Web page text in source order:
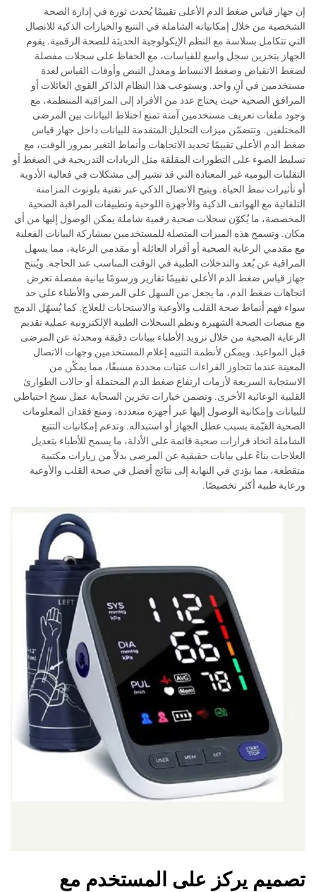
إن جهاز قياس ضغط الدم الأعلى تقييمًا يُحدث ثورة في إدارة الصحة
الشخصية من خلال إمكانياته الشاملة في التتبع والخيارات الذكية للاتصال
التي تتكامل بسلاسة مع النظم الإيكولوجية الحديثة للصحة الرقمية. يقوم
الجهاز بتخزين سجل واسع للقياسات، مع الحفاظ على سجلات مفصلة
لضغط الانقباض وضغط الانبساط ومعدل النبض وأوقات القياس لعدة
مستخدمين في آنٍ واحد. ويستوعب هذا النظام الذاكر القوي العائلات أو
المرافق الصحية حيث يحتاج عدد من الأفراد إلى المراقبة المنتظمة، مع
وجود ملفات تعريف مستخدمين آمنة تمنع اختلاط البيانات بين المرضى
المختلفين. وتتضمّن ميزات التحليل المتقدمة للبيانات داخل جهاز قياس
ضغط الدم الأعلى تقييمًا تحديد الاتجاهات وأنماط التغير بمرور الوقت، مع
تسليط الضوء على التطورات المقلقة مثل الزيادات التدريجية في الضغط أو
التقلبات اليومية غير المعتادة التي قد تشير إلى مشكلات في فعالية الأدوية
أو تأثيرات نمط الحياة. ويتيح الاتصال الذكي عبر تقنية بلوتوث المزامنة
التلقائية مع الهواتف الذكية والأجهزة اللوحية وتطبيقات المراقبة الصحية
المخصصة، ما يُكوّن سجلات صحية رقمية شاملة يمكن الوصول إليها من أي
مكان. وتسمح هذه الميزات المتصلة للمستخدمين بمشاركة البيانات الفعلية
مع مقدمي الرعاية الصحية أو أفراد العائلة أو مقدمي الرعاية، مما يسهل
المراقبة عن بُعد والتدخلات الطبية في الوقت المناسب عند الحاجة. ويُنتج
جهاز قياس ضغط الدم الأعلى تقييمًا تقارير ورسومًا بيانية مفصلة تعرض
اتجاهات ضغط الدم، ما يجعل من السهل على المرضى والأطباء على حد
سواء فهم أنماط صحة القلب والأوعية والاستجابات للعلاج. كما يُسهّل الدمج
مع منصات الصحة الشهيرة ونظم السجلات الطبية الإلكترونية عملية تقديم
الرعاية الصحية من خلال تزويد الأطباء ببيانات دقيقة ومحدثة عن المرضى
قبل المواعيد. ويمكن لأنظمة التنبيه إعلام المستخدمين وجهات الاتصال
المعينة عندما تتجاوز القراءات عتبات محددة مسبقًا، مما يمكّن من
الاستجابة السريعة لأزمات ارتفاع ضغط الدم المحتملة أو حالات الطوارئ
القلبية الوعائية الأخرى. وتضمن خيارات تخزين السحابة عمل نسخ احتياطي
للبيانات وإمكانية الوصول إليها عبر أجهزة متعددة، ومنع فقدان المعلومات
الصحية القيّمة بسبب عطل الجهاز أو استبداله. وتدعم إمكانيات التتبع
الشاملة اتخاذ قرارات صحية قائمة على الأدلة، ما يسمح للأطباء بتعديل
العلاجات بناءً على بيانات حقيقية عن المرضى بدلاً من زيارات مكتبية
متقطعة، مما يؤدي في النهاية إلى نتائج أفضل في صحة القلب والأوعية
ورعاية طبية أكثر تخصيصًا.
تصميم يركز على المستخدم مع